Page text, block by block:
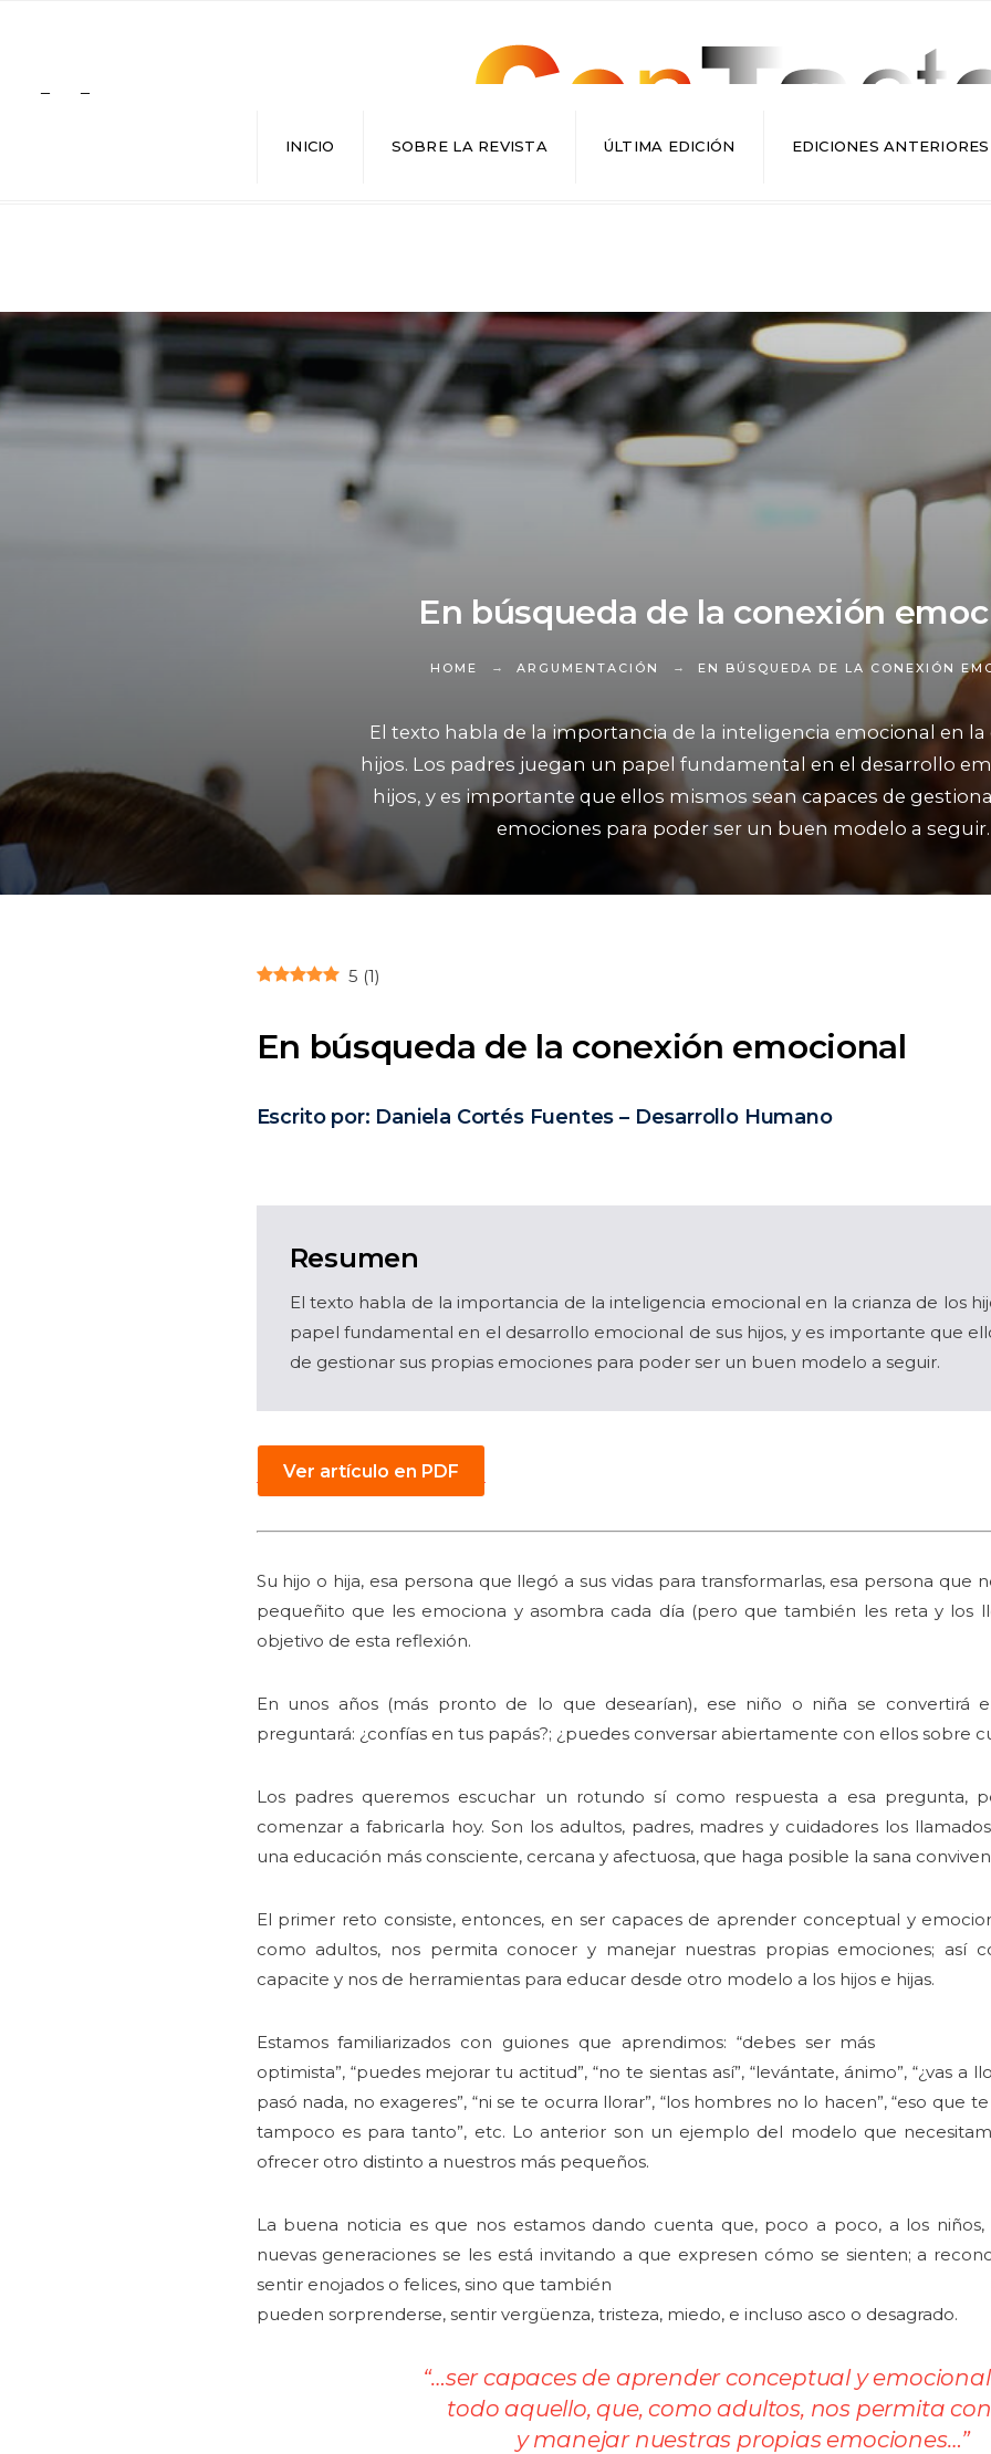
INICIO SOBRE LA REVISTA ÚLTIMA EDICIÓN EDICIONES ANTERIORES
En búsqueda de la conexión
HOME ARGUMENTACIÓN EN BÚSQUEDA DE LA CONEXIÓN
El texto habla de la importancia de la inteligencia emocional en la
hijos. Los padres juegan un papel fundamental en el desarrollo
hijos, y es importante que ellos mismos sean capaces de
emociones para poder ser un buen modelo a seguir.
5 (1)
En búsqueda de la conexión emocional
Escrito por: Daniela Cortés Fuentes – Desarrollo Humano
Resumen
El texto habla de la importancia de la inteligencia emocional en la crianza de los
papel fundamental en el desarrollo emocional de sus hijos, y es importante que
de gestionar sus propias emociones para poder ser un buen modelo a seguir.
Ver artículo en PDF
Su hijo o hija, esa persona que llegó a sus vidas para transformarlas, esa persona que
pequeñito que les emociona y asombra cada día (pero que también les reta y los
objetivo de esta reflexión.
En unos años (más pronto de lo que desearían), ese niño o niña se convertirá
preguntará: ¿confías en tus papás?; ¿puedes conversar abiertamente con ellos sobre
Los padres queremos escuchar un rotundo sí como respuesta a esa pregunta,
comenzar a fabricarla hoy. Son los adultos, padres, madres y cuidadores los
una educación más consciente, cercana y afectuosa, que haga posible la sana
El primer reto consiste, entonces, en ser capaces de aprender conceptual y
como adultos, nos permita conocer y manejar nuestras propias emociones; así
capacite y nos de herramientas para educar desde otro modelo a los hijos e hijas.
Estamos familiarizados con guiones que aprendimos: “debes ser más
optimista”, “puedes mejorar tu actitud”, “no te sientas así”, “levántate, ánimo”, “¿vas a
pasó nada, no exageres”, “ni se te ocurra llorar”, “los hombres no lo hacen”, “eso que
tampoco es para tanto”, etc. Lo anterior son un ejemplo del modelo que
ofrecer otro distinto a nuestros más pequeños.
La buena noticia es que nos estamos dando cuenta que, poco a poco, a los niños,
nuevas generaciones se les está invitando a que expresen cómo se sienten; a
sentir enojados o felices, sino que también
pueden sorprenderse, sentir vergüenza, tristeza, miedo, e incluso asco o desagrado.
“…ser capaces de aprender conceptual y
todo aquello, que, como adultos, nos permita
y manejar nuestras propias emociones…”